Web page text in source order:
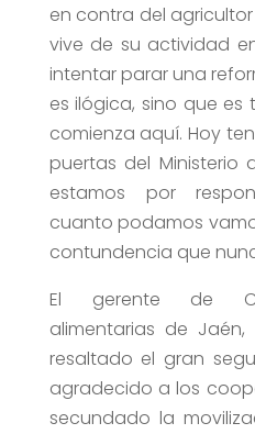
en contra del
vive de su actividad
intentar parar una
es ilógica, sino que es
comienza aquí. Hoy
puertas del Ministerio
estamos por
cuanto podamos
contundencia que
El gerente de
alimentarias de
resaltado el gran
agradecido a los
secundado la